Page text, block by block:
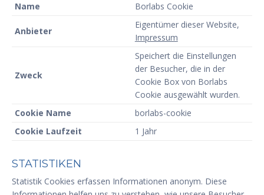
Name Borlabs Cookie
Anbieter
Eigentümer dieser Website,
Impressum
Zweck
Speichert die Einstellungen
der Besucher, die in der
Cookie Box von Borlabs
Cookie ausgewählt wurden.
Cookie Name
borlabs-cookie
Cookie Laufzeit
1 Jahr
STATISTIKEN
Statistik Cookies erfassen Informationen anonym. Diese